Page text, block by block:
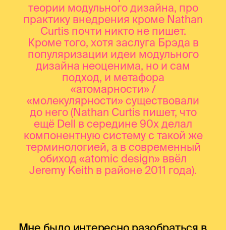
теории модульного дизайна, про
практику внедрения кроме Nathan
Curtis почти никто не пишет.
Кроме того, хотя заслуга Брэда в
популяризации идеи модульного
дизайна неоценима, но и сам
подход, и метафора
«атомарности» /
«молекулярности» существовали
до него (Nathan Curtis пишет, что
ещё Dell в середине 90х делал
компонентную систему с такой же
терминологией, а в современный
обиход «atomic design» ввёл
Jeremy Keith в районе 2011 года).
Мне было интересно разобраться в